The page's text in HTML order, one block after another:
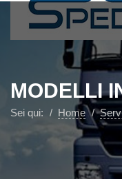
MODELLI
Sei qui: Home